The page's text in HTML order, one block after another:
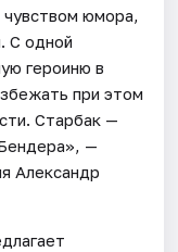
юмора,
С одной
героиню в
при этом
Старбак —
—
Александр